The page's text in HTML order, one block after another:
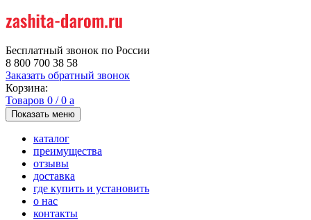
Бесплатный звонок по России
8 800 700 38 58
Заказать обратный звонок
Корзина:
Товаров 0 /0 a
Показать меню
каталог
преимущества
отзывы
доставка
где купить и установить
о нас
контакты